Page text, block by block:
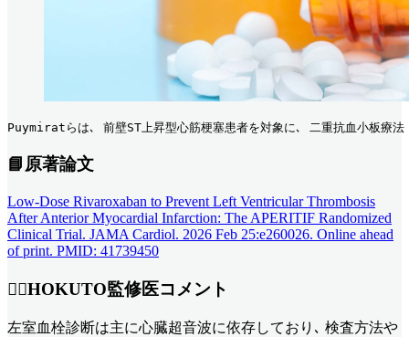
Puymiratらは､ 前壁ST上昇型心筋梗塞患者を対象に､ 二重抗血小板療
📘原著論文
Low-Dose Rivaroxaban to Prevent Left Ventricular Thrombosis
After Anterior Myocardial Infarction: The APERITIF Randomized
Clinical Trial. JAMA Cardiol. 2026 Feb 25:e260026. Online ahead
of print. PMID: 41739450
👨‍⚕️HOKUTO監修医コメント
左室血栓診断は主に心臓超音波に依存しており､ 検査方法や